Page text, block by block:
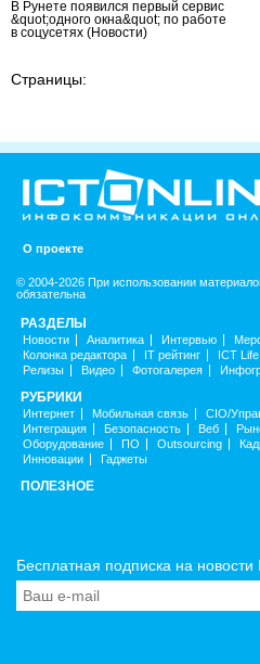
В Рунете появился первый сервис
&quot;одного окна&quot; по работе
в соцусетях (Новости)
Страницы:
О проекте
© 2004-2026 При использовании
обязательна
РАЗДЕЛЫ
Новости Аналитика Интервью
Колонка редактора
IT рейтинг ICT Life
Релизы
Видео Фотогалерея
РУБРИКИ
Интернет Мобильная связь CIO/
Интеграция
Безопасность Веб
Оборудование
ПО Outsourcing
Инновации
Гаджеты
ПОЛЕЗНОЕ
Бесплатная подписка на новости